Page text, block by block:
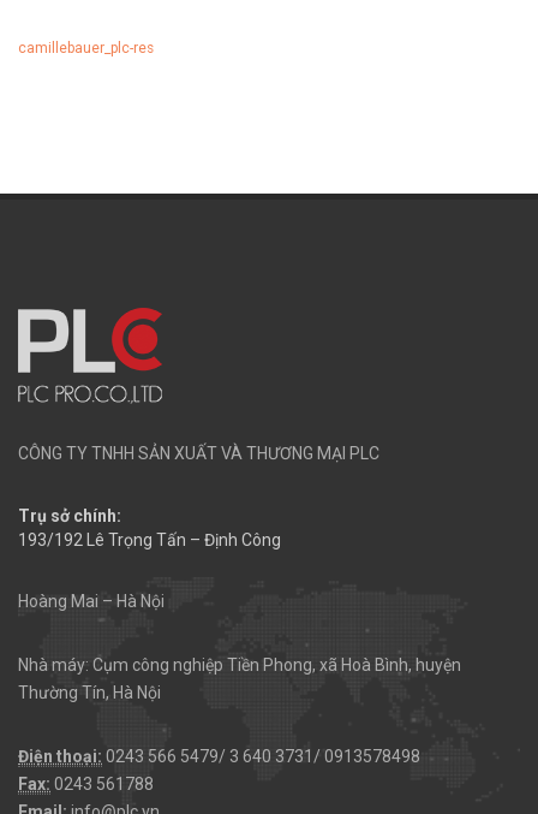
camillebauer_plc-res
CÔNG TY TNHH SẢN XUẤT VÀ THƯƠNG MẠI PLC
Trụ sở chính:
193/192 Lê Trọng Tấn – Định Công
Hoàng Mai – Hà Nội
Nhà máy: Cụm công nghiệp Tiền Phong, xã Hoà Bình, huyện
Thường Tín, Hà Nội
Điện thoại: 0243 566 5479/ 3 640 3731/ 0913578498
Fax: 0243 561788